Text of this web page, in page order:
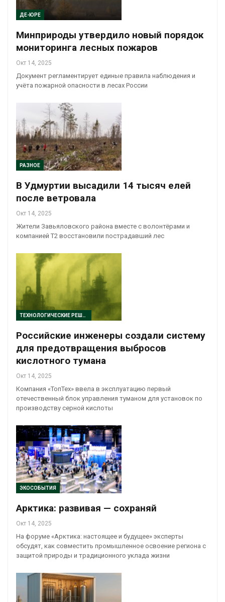
ДЕ-ЮРЕ
Минприроды утвердило новый порядок
мониторинга лесных пожаров
Окт 14, 2025
Документ регламентирует единые правила наблюдения и
учёта пожарной опасности в лесах России
РАЗНОЕ
В Удмуртии высадили 14 тысяч елей
после ветровала
Окт 14, 2025
Жители Завьяловского района вместе с волонтёрами и
компанией T2 восстановили пострадавший лес
ТЕХНОЛОГИЧЕСКИЕ РЕШЕНИЯ
Российские инженеры создали систему
для предотвращения выбросов
кислотного тумана
Окт 14, 2025
Компания «ТопТех» ввела в эксплуатацию первый
отечественный блок управления туманом для установок по
производству серной кислоты
ЭКОСОБЫТИЯ
Арктика: развивая — сохраняй
Окт 14, 2025
На форуме «Арктика: настоящее и будущее» эксперты
обсудят, как совместить промышленное освоение региона с
защитой природы и традиционного уклада жизни